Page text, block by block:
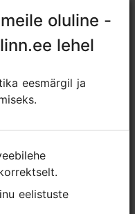
oluline -
lehel
eesmärgil ja
oluline -
lehel
eesmärgil ja